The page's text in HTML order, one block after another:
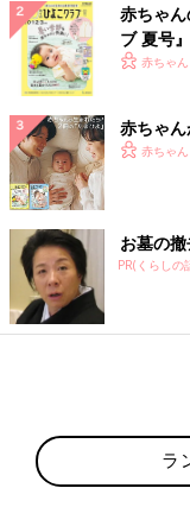
赤ちゃ
ブ 夏号
く！ お
赤ちゃ
赤ちゃん
赤ちゃ
お墓の
PR(くらしの
ラ